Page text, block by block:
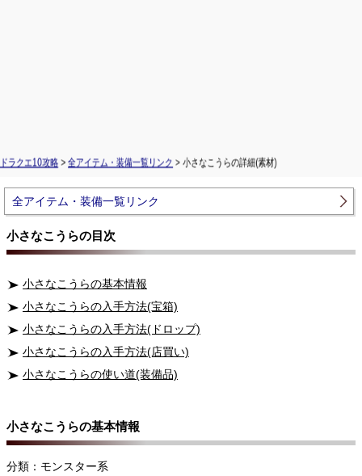
ドラクエ10攻略 > 全アイテム・装備一覧リンク > 小さなこうらの詳細(素材)
全アイテム・装備一覧リンク
小さなこうらの目次
小さなこうらの基本情報
小さなこうらの入手方法(宝箱)
小さなこうらの入手方法(ドロップ)
小さなこうらの入手方法(店買い)
小さなこうらの使い道(装備品)
小さなこうらの基本情報
分類：モンスター系